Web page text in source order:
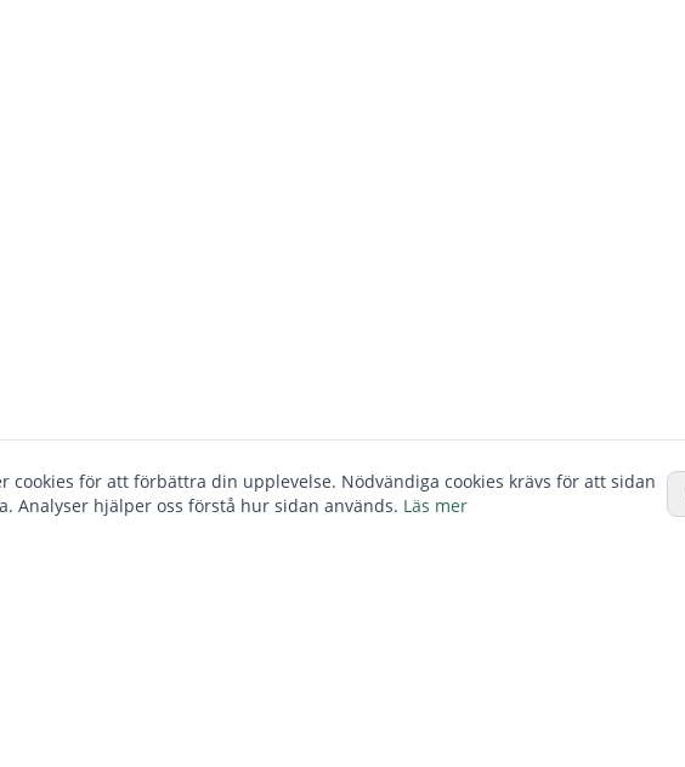
cookies för att förbättra din upplevelse. Nödvändiga cookies krävs för att sidan
Analyser hjälper oss förstå hur sidan används. Läs mer